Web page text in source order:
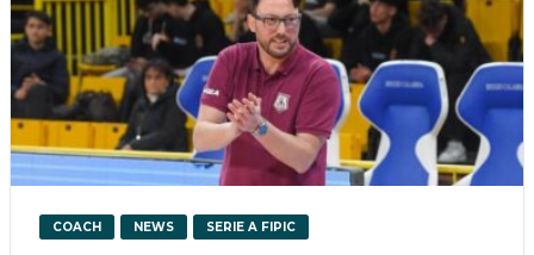
COACH NEWS SERIE A FIPIC